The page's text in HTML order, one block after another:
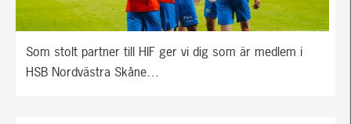
Som stolt partner till HIF ger vi dig som är medlem i
HSB Nordvästra Skåne…